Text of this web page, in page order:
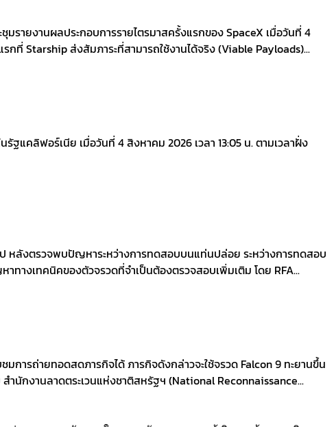
รายงานผลประกอบการรายไตรมาสครั้งแรกของ SpaceX เมื่อวันที่ 4
ที่ Starship ส่งสัมภาระที่สามารถใช้งานได้จริง (Viable Payloads)...
แคลิฟอร์เนีย เมื่อวันที่ 4 สิงหาคม 2026 เวลา 13:05 น. ตามเวลาฝั่ง
หลังตรวจพบปัญหาระหว่างการทดสอบบนแท่นปล่อย ระหว่างการทดสอบ
างเทคนิคของตัวจรวดที่จำเป็นต้องตรวจสอบเพิ่มเติม โดย RFA...
ารถ่ายทอดสดภารกิจได้ ภารกิจดังกล่าวจะใช้จรวด Falcon 9 ทะยานขึ้น
ำนักงานลาดตระเวนแห่งชาติสหรัฐฯ (National Reconnaissance...